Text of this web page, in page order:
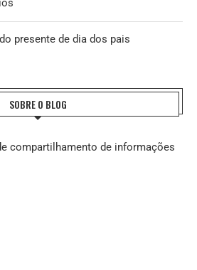
presente de dia dos pais
SOBRE O BLOG
compartilhamento de informações